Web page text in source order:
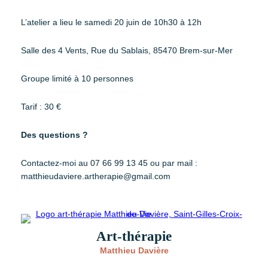
L’atelier a lieu le samedi 20 juin de 10h30 à 12h
Salle des 4 Vents, Rue du Sablais, 85470 Brem-sur-Mer
Groupe limité à 10 personnes
Tarif : 30 €
Des questions ?
Contactez-moi au 07 66 99 13 45 ou par mail :
matthieudaviere.artherapie@gmail.com
Art-thérapie
Matthieu Davière